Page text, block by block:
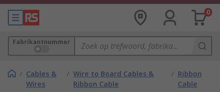
0
Fabrikantnummer
/ Cables &
Wires
/ Wire to Board Cables &
Ribbon Cable
/ Ribbon
Cable